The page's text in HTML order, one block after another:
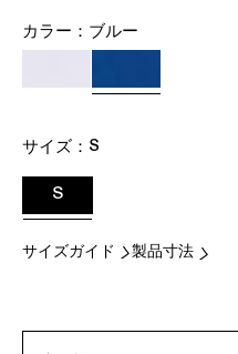
カラー： ブルー
サイズ： S
S
サイズガイド 製品寸法